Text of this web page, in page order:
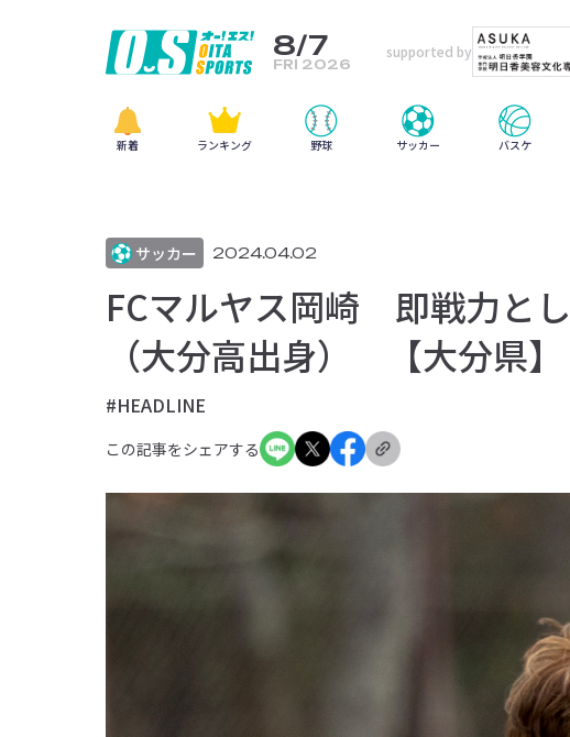
8/7
FRI 2026
supported by
新着 ランキング 野球 サッカー バスケ
サッカー 2024.04.02
FCマルヤス岡崎 即戦力と
（大分高出身） 【大分県】
#HEADLINE
この記事をシェアする